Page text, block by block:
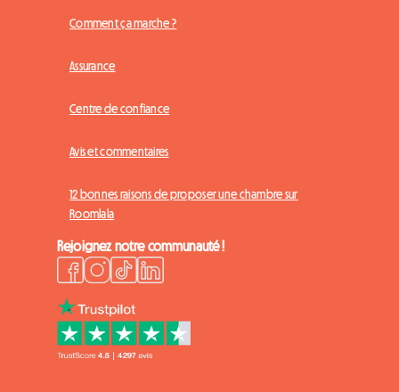
Comment ça marche ?
Assurance
Centre de confiance
Avis et commentaires
12 bonnes raisons de proposer une chambre sur
Roomlala
Rejoignez notre communauté !